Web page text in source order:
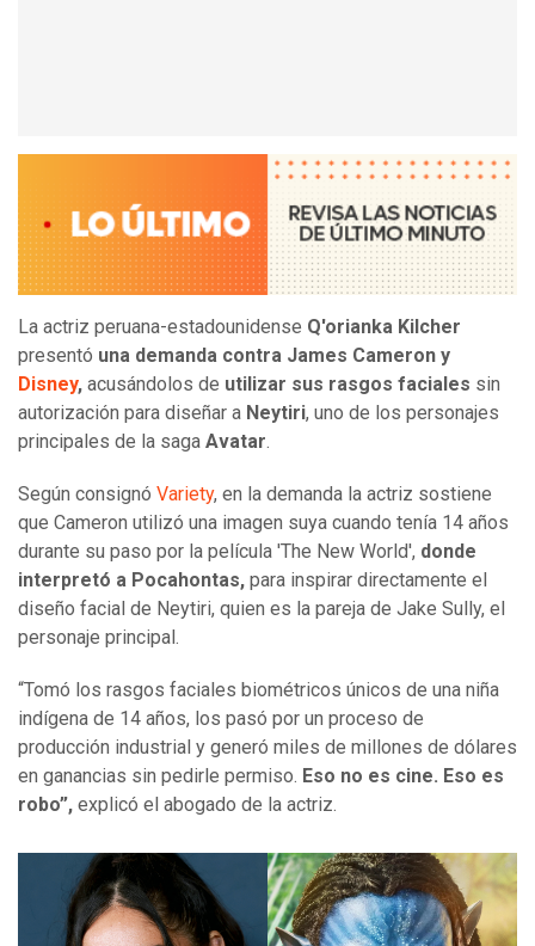
La actriz peruana-estadounidense Q'orianka Kilcher
presentó una demanda contra James Cameron y
Disney, acusándolos de utilizar sus rasgos faciales sin
autorización para diseñar a Neytiri, uno de los personajes
principales de la saga Avatar.
Según consignó Variety, en la demanda la actriz sostiene
que Cameron utilizó una imagen suya cuando tenía 14 años
durante su paso por la película 'The New World', donde
interpretó a Pocahontas, para inspirar directamente el
diseño facial de Neytiri, quien es la pareja de Jake Sully, el
personaje principal.
“Tomó los rasgos faciales biométricos únicos de una niña
indígena de 14 años, los pasó por un proceso de
producción industrial y generó miles de millones de dólares
en ganancias sin pedirle permiso. Eso no es cine. Eso es
robo”, explicó el abogado de la actriz.